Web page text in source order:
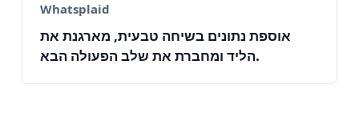
Whatsplaid
אוספת נתונים בשיחה טבעית, מארגנת את
הליד ומחברת את שלב הפעולה הבא.